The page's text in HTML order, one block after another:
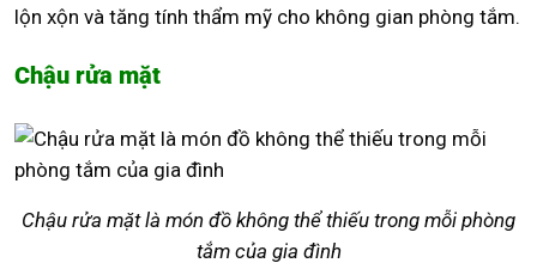
lộn xộn và tăng tính thẩm mỹ cho không gian phòng tắm.
Chậu rửa mặt
Chậu rửa mặt là món đồ không thể thiếu trong mỗi phòng
tắm của gia đình